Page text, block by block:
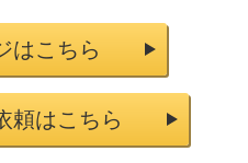
はこちら
頼はこちら